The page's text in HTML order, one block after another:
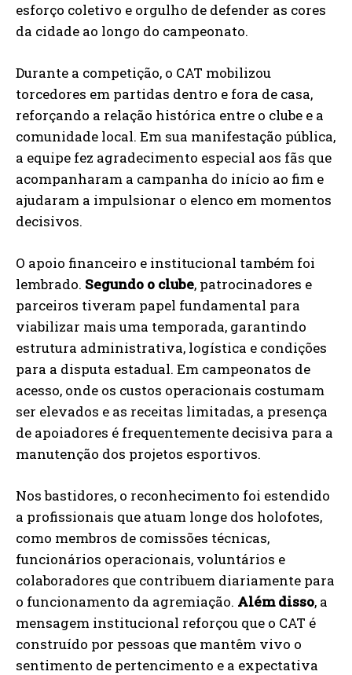
esforço coletivo e orgulho de defender as cores
da cidade ao longo do campeonato.
Durante a competição, o CAT mobilizou
torcedores em partidas dentro e fora de casa,
reforçando a relação histórica entre o clube e a
comunidade local. Em sua manifestação pública,
a equipe fez agradecimento especial aos fãs que
acompanharam a campanha do início ao fim e
ajudaram a impulsionar o elenco em momentos
decisivos.
O apoio financeiro e institucional também foi
lembrado. Segundo o clube, patrocinadores e
parceiros tiveram papel fundamental para
viabilizar mais uma temporada, garantindo
estrutura administrativa, logística e condições
para a disputa estadual. Em campeonatos de
acesso, onde os custos operacionais costumam
ser elevados e as receitas limitadas, a presença
de apoiadores é frequentemente decisiva para a
manutenção dos projetos esportivos.
Nos bastidores, o reconhecimento foi estendido
a profissionais que atuam longe dos holofotes,
como membros de comissões técnicas,
funcionários operacionais, voluntários e
colaboradores que contribuem diariamente para
o funcionamento da agremiação. Além disso, a
mensagem institucional reforçou que o CAT é
construído por pessoas que mantêm vivo o
sentimento de pertencimento e a expectativa